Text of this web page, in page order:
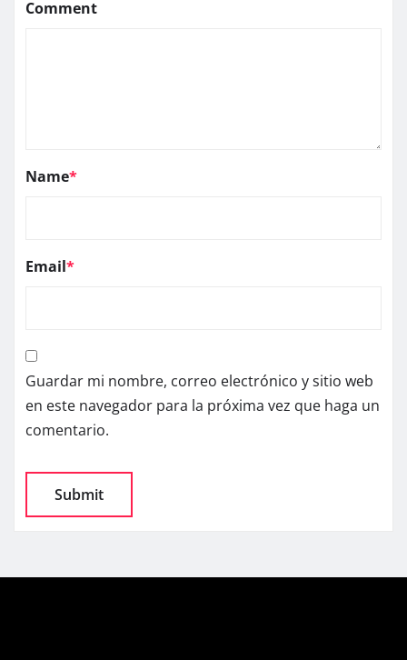
Comment
Name*
Email*
Guardar mi nombre, correo electrónico y sitio web
en este navegador para la próxima vez que haga un
comentario.